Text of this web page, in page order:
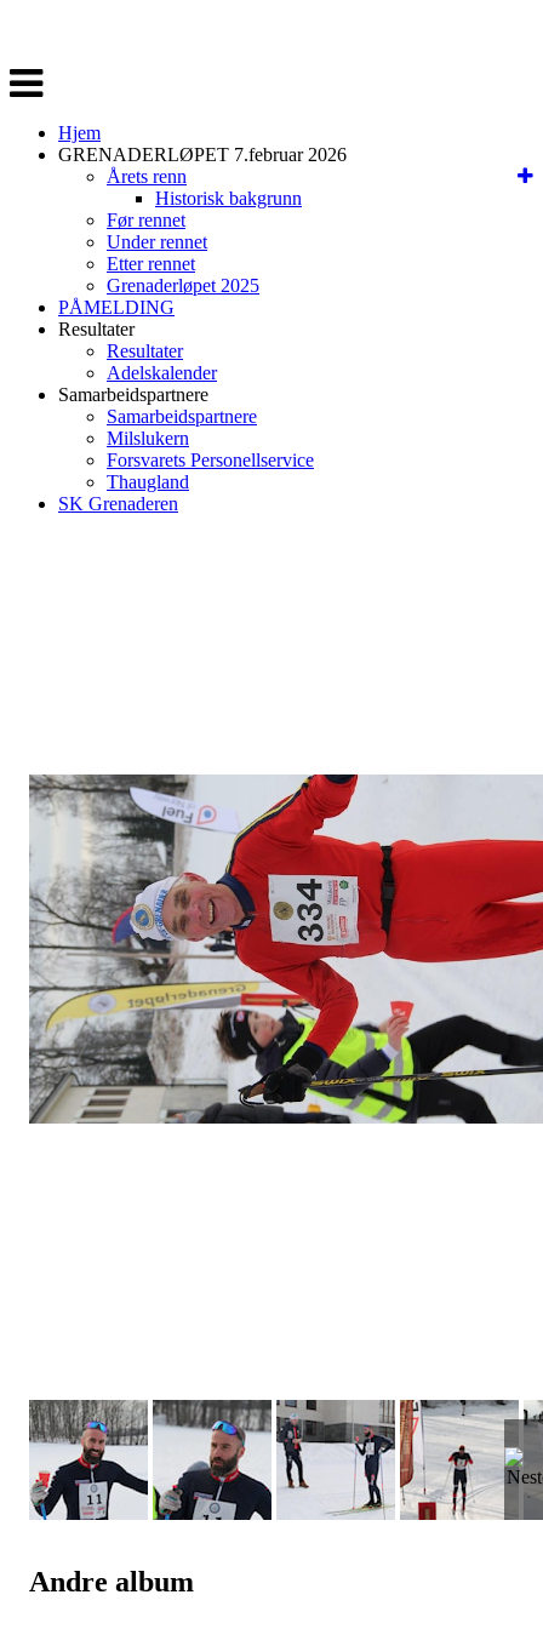
Veksle
navigasjon
Hjem
GRENADERLØPET 7.februar 2026
Årets renn
Historisk bakgrunn
Før rennet
Under rennet
Etter rennet
Grenaderløpet 2025
PÅMELDING
Resultater
Resultater
Adelskalender
Samarbeidspartnere
Samarbeidspartnere
Milslukern
Forsvarets Personellservice
Thaugland
SK Grenaderen
Andre album